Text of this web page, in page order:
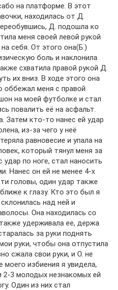
на платформе. В этот
находилась от Д.
Д. подошла ко
меня своей левой рукой
себя. От этого она(Б.)
боль и наклонила
схватила правой рукой Д.
их вниз. В ходе этого она
оббежал меня с правой
на моей футболке и стал
повалить её на асфальт.
Затем кто-то нанес ей удар
из-за чего у неё
равновесие и упала на
который тянул меня за
по ноге, стал наносить
Нанес он ей не менее 4-х
головы, один удар также
к глазу. Кто это был я
над ней и
Она находилась со
удерживала ее, держа
за руки поднять
руки, чтобы она отпустила
сжала свои руки, и О. не
моего избиения я увидела,
3 молодых незнакомых ей
Один из них стал